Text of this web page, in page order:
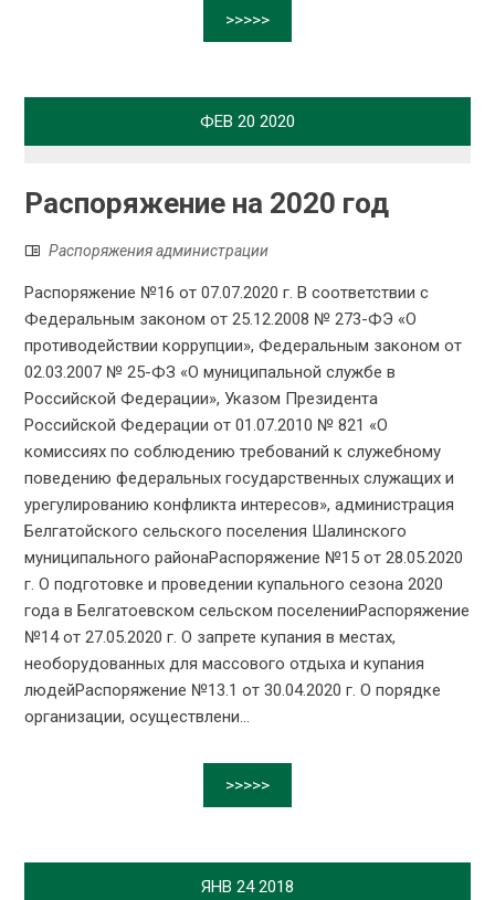
>>>>>
ФЕВ 20 2020
Распоряжение на 2020 год
Распоряжения администрации
Распоряжение №16 от 07.07.2020 г. В соответствии с
Федеральным законом от 25.12.2008 № 273-ФЭ «О
противодействии коррупции», Федеральным законом от
02.03.2007 № 25-ФЗ «О муниципальной службе в
Российской Федерации», Указом Президента
Российской Федерации от 01.07.2010 № 821 «О
комиссиях по соблюдению требований к служебному
поведению федеральных государственных служащих и
урегулированию конфликта интересов», администрация
Белгатойского сельского поселения Шалинского
муниципального районаРаспоряжение №15 от 28.05.2020
г. О подготовке и проведении купального сезона 2020
года в Белгатоевском сельском поселенииРаспоряжение
№14 от 27.05.2020 г. О запрете купания в местах,
необорудованных для массового отдыха и купания
людейРаспоряжение №13.1 от 30.04.2020 г. О порядке
организации, осуществлени...
>>>>>
ЯНВ 24 2018